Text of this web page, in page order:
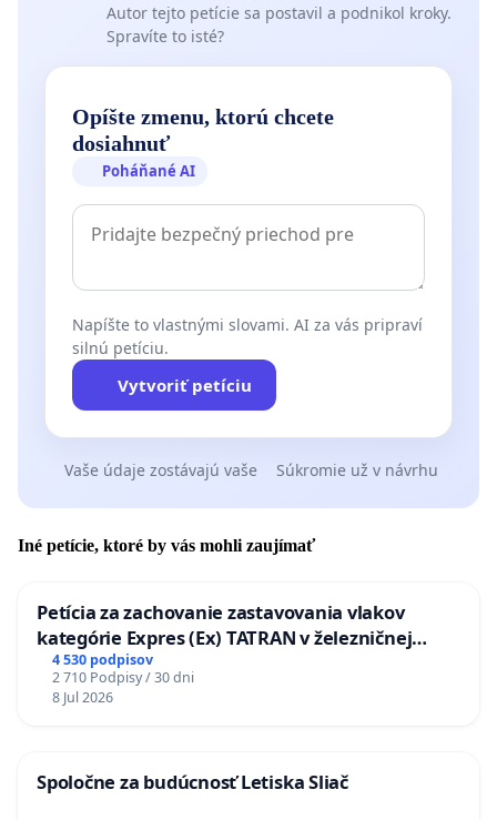
Autor tejto petície sa postavil a podnikol kroky.
Spravíte to isté?
Opíšte zmenu, ktorú chcete
dosiahnuť
Poháňané AI
Napíšte to vlastnými slovami. AI za vás pripraví
silnú petíciu.
Vytvoriť petíciu
Vaše údaje zostávajú vaše Súkromie už v návrhu
Iné petície, ktoré by vás mohli zaujímať
Petícia za zachovanie zastavovania vlakov
kategórie Expres (Ex) TATRAN v železničnej
stanici Púchov
4 530 podpisov
2 710 Podpisy / 30 dni
8 Jul 2026
Spoločne za budúcnosť Letiska Sliač